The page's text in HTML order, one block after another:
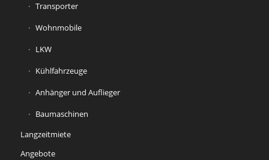
Transporter
Wohnmobile
LKW
Kühlfahrzeuge
Anhänger und Auflieger
Baumaschinen
Langzeitmiete
Angebote